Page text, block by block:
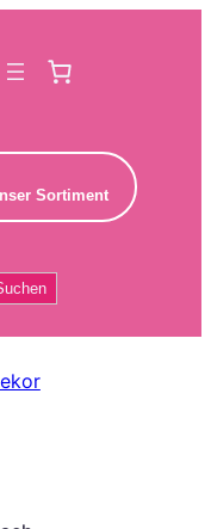
Sortiment